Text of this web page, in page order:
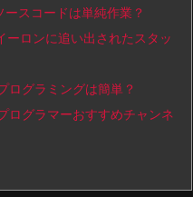
スコードは単純作業？
ロンに追い出されたスタッ
グラミングは簡単？
グラマーおすすめチャンネ